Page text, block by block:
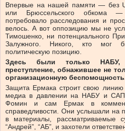
Впервые на нашей памяти — без
или Брюссельского обкома —
потребовало расследования и
велось. А вот оппозицию мы не
Тимошенко, ни потенциального
Залужного. Никого, кто мог
политическую позицию.
Здесь
были только НАБУ,
преступление, обнажившее не
организационную
Защита Ермака строит свою
медиа в давлении на НАБУ и
Фомин и сам Ермак в
справедливости. Они услышали на
в материалы, рассматриваемые
“Андрей”, “АБ”, и захотели